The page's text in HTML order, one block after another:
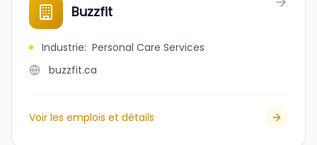
Buzzfit
Industrie: Personal Care Services
buzzfit.ca
Voir les emplois et détails